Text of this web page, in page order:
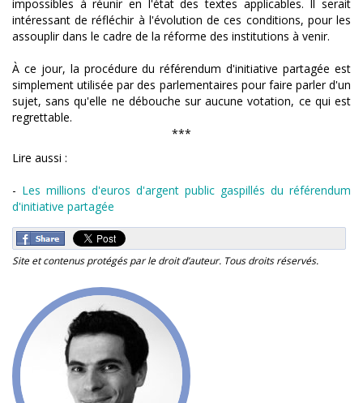
impossibles à réunir en l'état des textes applicables. Il serait
intéressant de réfléchir à l'évolution de ces conditions, pour les
assouplir dans le cadre de la réforme des institutions à venir.
À ce jour, la procédure du référendum d'initiative partagée est
simplement utilisée par des parlementaires pour faire parler d'un
sujet, sans qu'elle ne débouche sur aucune votation, ce qui est
regrettable.
***
Lire aussi :
- Les millions d'euros d'argent public gaspillés du référendum
d'initiative partagée
Site et contenus protégés par le droit d’auteur. Tous droits réservés.